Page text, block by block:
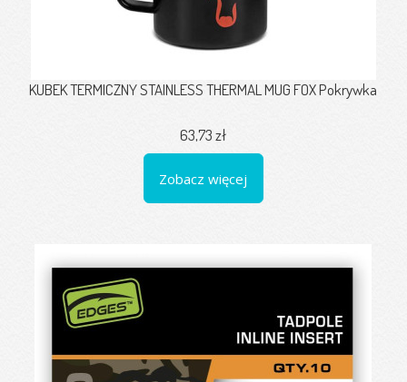
KUBEK TERMICZNY STAINLESS THERMAL MUG FOX Pokrywka
63,73 zł
Zobacz więcej